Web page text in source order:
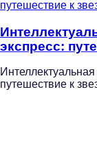
экспресс:
путешествие к